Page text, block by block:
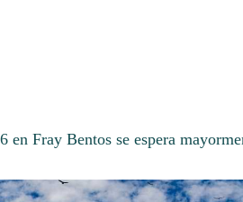
en Fray Bentos se espera